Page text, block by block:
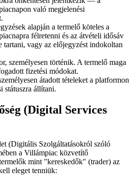
való megjelenési
alapján a termelő köteles a
félretenni és az átvételi idősáv
tartani, vagy az előjegyzést indokoltan
személyesen történik. A termelő maga
fizetési módokat.
átadott tételeket a platformon
státuszra állítani.
(Digital Services
(Digitális Szolgáltatásokról szóló
a Villámpiac közvetítő
mint "kereskedők" (trader) az
eleget tenniük: